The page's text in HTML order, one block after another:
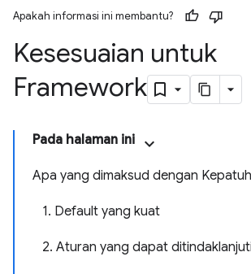
Apakah informasi ini membantu?
Kesesuaian untuk
Framework
Pada halaman ini
Apa yang dimaksud dengan
1. Default yang kuat
2. Aturan yang dapat ditindaklanjuti